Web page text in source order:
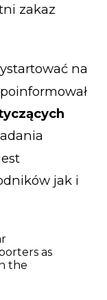
zakaz
na
jak i
as
the